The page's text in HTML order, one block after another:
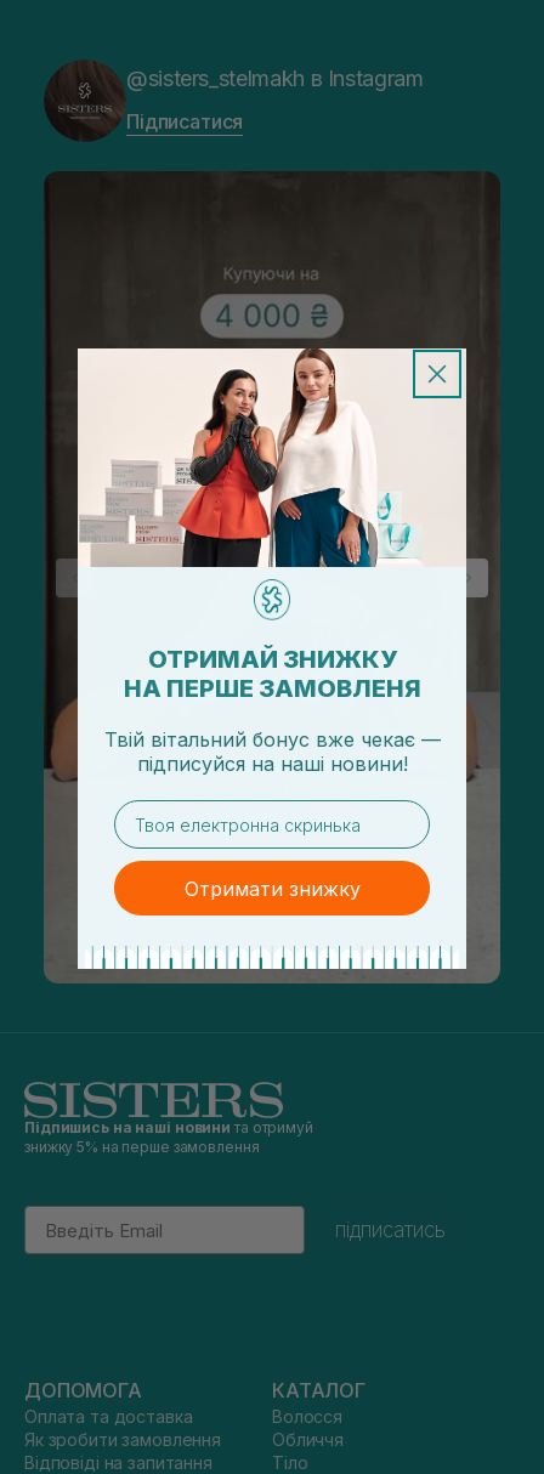
@sisters_stelmakh в Instagram
Підписатися
Підпишись на наші новини та отримуй
знижку 5% на перше замовлення
Email
підписатись
ДОПОМОГА
Оплата та доставка
Як зробити замовлення
Відповіді на запитання
КАТАЛОГ
Волосся
Обличчя
Тіло
ОТРИМАЙ ЗНИЖКУ
НА ПЕРШЕ ЗАМОВЛЕНЯ
Твій вітальний бонус вже чекає —
підписуйся на наші новини!
email
Отримати знижку